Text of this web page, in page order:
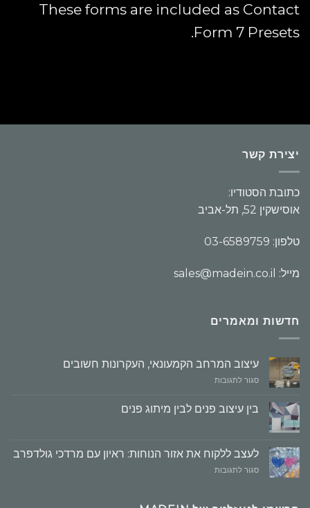
These forms are included as Contact
Form 7 Presets.
יצירת קשר
כתובת הסטודיו:
אוסישקין 52, תל-אביב
טלפון: 03-6589759
מייל: sales@madein.co.il
חדשות ומאמרים
עיצוב המרחב הקמעונאי, העקרונות חשובים
סגור לתגובותעל
הקמעונאי,
בין עיצוב פנים לבין מיתוג פנים
לעצב ללקוח את אזור הנוחות: ראיון עם מרדכי גולדפרב
סגור לתגובותעל
את